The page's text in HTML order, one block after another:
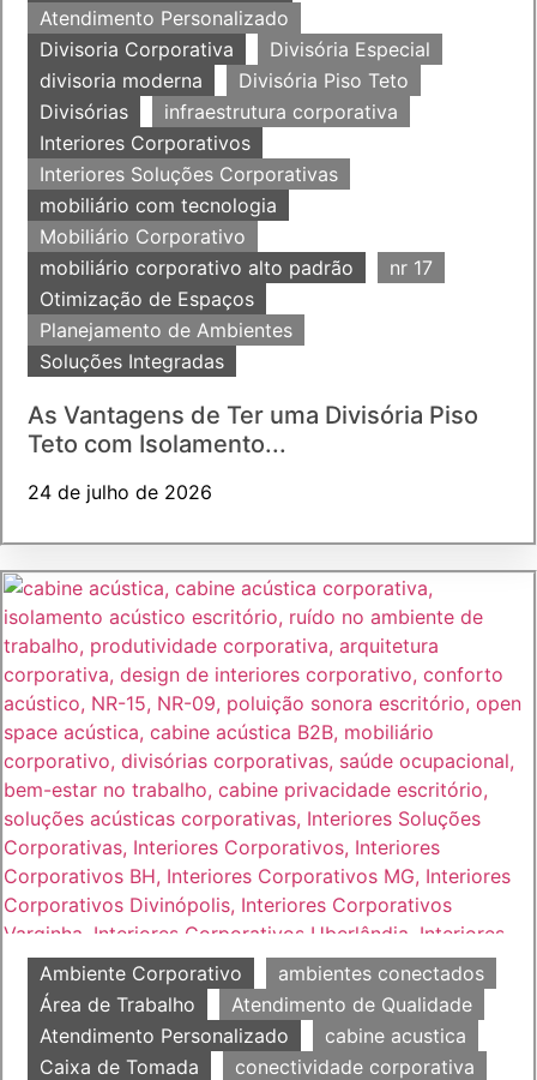
Atendimento Personalizado
Divisoria Corporativa
Divisória Especial
divisoria moderna
Divisória Piso Teto
Divisórias
infraestrutura corporativa
Interiores Corporativos
Interiores Soluções Corporativas
mobiliário com tecnologia
Mobiliário Corporativo
mobiliário corporativo alto padrão
nr 17
Otimização de Espaços
Planejamento de Ambientes
Soluções Integradas
As Vantagens de Ter uma Divisória Piso
Teto com Isolamento...
24 de julho de 2026
Ambiente Corporativo
ambientes conectados
Área de Trabalho
Atendimento de Qualidade
Atendimento Personalizado
cabine acustica
Caixa de Tomada
conectividade corporativa